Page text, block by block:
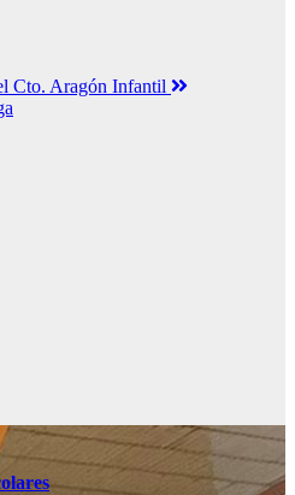
Cto. Aragón Infantil